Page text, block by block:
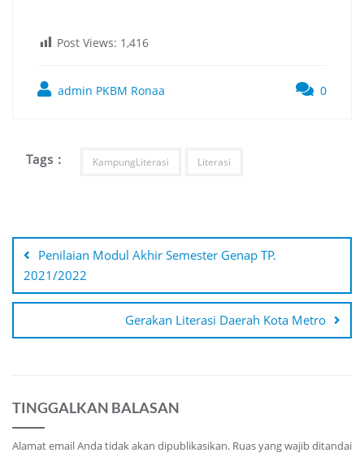
Post Views: 1,416
admin PKBM Ronaa 0
Tags : KampungLiterasi Literasi
posPenilaian Modul Akhir Semester Genap TP.
2021/2022
Gerakan Literasi Daerah Kota Metro
TINGGALKAN BALASAN
Alamat email Anda tidak akan dipublikasikan. Ruas yang wajib ditandai